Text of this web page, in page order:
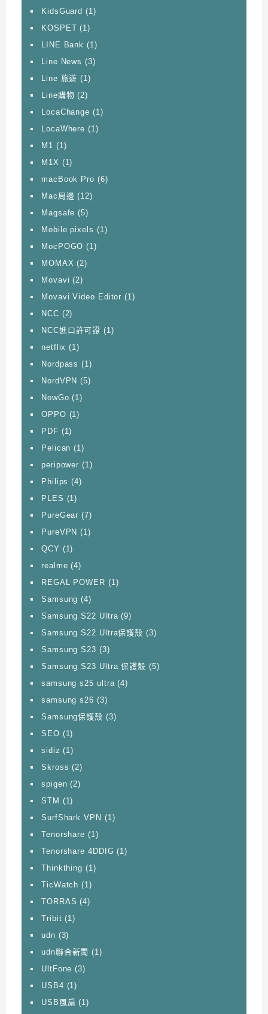
KidsGuard (1)
KOSPET (1)
LINE Bank (1)
Line News (3)
Line 旅遊 (1)
Line購物 (2)
LocaChange (1)
LocaWhere (1)
M1 (1)
M1X (1)
macBook Pro (6)
Mac周邊 (12)
Magsafe (5)
Mobile pixels (1)
MocPOGO (1)
MOMAX (2)
Movavi (2)
Movavi Video Editor (1)
NCC (2)
NCC進口許可證 (1)
netflix (1)
Nordpass (1)
NordVPN (5)
NowGo (1)
OPPO (1)
PDF (1)
Pelican (1)
peripower (1)
Philips (4)
PLES (1)
PureGear (7)
PureVPN (1)
QCY (1)
realme (4)
REGAL POWER (1)
Samsung (4)
Samsung S22 Ultra(9)
Samsung S22 Ultra保護殼 (3)
Samsung S23 (3)
Samsung S23 Ultra 保護殼 (5)
samsung s25 ultra(4)
samsung s26 (3)
Samsung保護殼 (3)
SEO (1)
sidiz (1)
Skross (2)
spigen (2)
STM (1)
SurfShark VPN (1)
Tenorshare (1)
Tenorshare 4DDIG (1)
Thinkthing (1)
TicWatch (1)
TORRAS (4)
Tribit (1)
udn (3)
udn聯合新聞 (1)
UltFone (3)
USB4 (1)
USB風扇 (1)